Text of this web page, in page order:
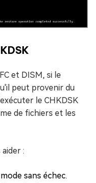
et DISM, si le
peut provenir du
le CHKDSK
de fichiers et les
:
sans échec.